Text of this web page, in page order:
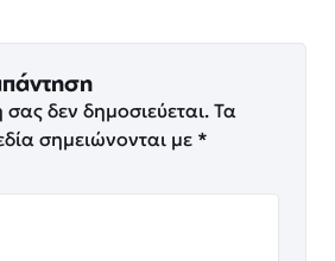
δεν δημοσιεύεται. Τα
σημειώνονται με *